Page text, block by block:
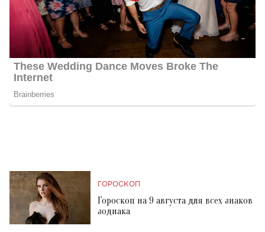
ГОРОСКОП
Гороскоп на 9 августа для всех знаков
зодиака